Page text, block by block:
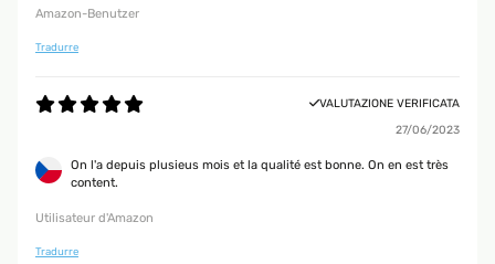
Amazon-Benutzer
Tradurre
VALUTAZIONE VERIFICATA
27/06/2023
On l'a depuis plusieus mois et la qualité est bonne. On en est très
content.
Utilisateur d'Amazon
Tradurre